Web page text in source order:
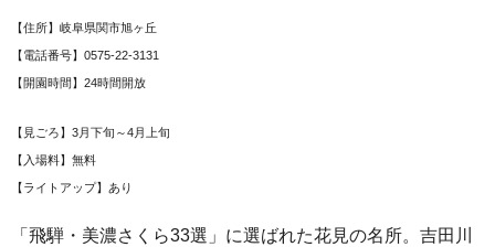
【住所】岐阜県関市旭ヶ丘
【電話番号】0575-22-3131
【開園時間】24時間開放
【見ごろ】3月下旬～4月上旬
【入場料】無料
【ライトアップ】あり
「飛騨・美濃さくら33選」に選ばれた花見の名所。吉田川